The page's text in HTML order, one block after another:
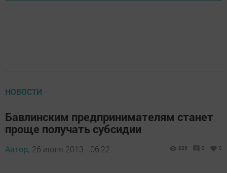
НОВОСТИ
Бавлинским предпринимателям станет
проще получать субсидии
Автор, 26 июля 2013 - 06:22 886 0 0